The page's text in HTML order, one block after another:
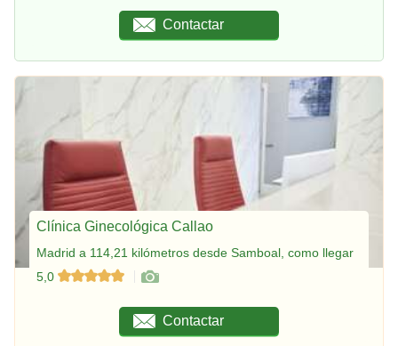
Contactar
Clínica Ginecológica Callao
Madrid a 114,21 kilómetros desde Samboal, como llegar
5,0
Contactar